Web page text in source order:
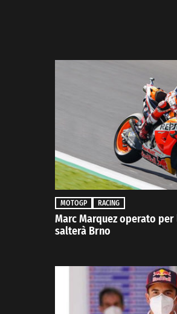
MOTOGP RACING
Marc Marquez operato
salterà Brno